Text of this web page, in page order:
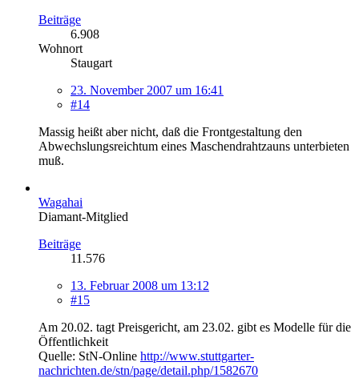
Beiträge
6.908
Wohnort
Staugart
23. November 2007 um 16:41
#14
Massig heißt aber nicht, daß die Frontgestaltung den
Abwechslungsreichtum eines Maschendrahtzauns unterbieten
muß.
Wagahai
Diamant-Mitglied
Beiträge
11.576
13. Februar 2008 um 13:12
#15
Am 20.02. tagt Preisgericht, am 23.02. gibt es Modelle für die
Öffentlichkeit
Quelle: StN-Online http://www.stuttgarter-
nachrichten.de/stn/page/detail.php/1582670